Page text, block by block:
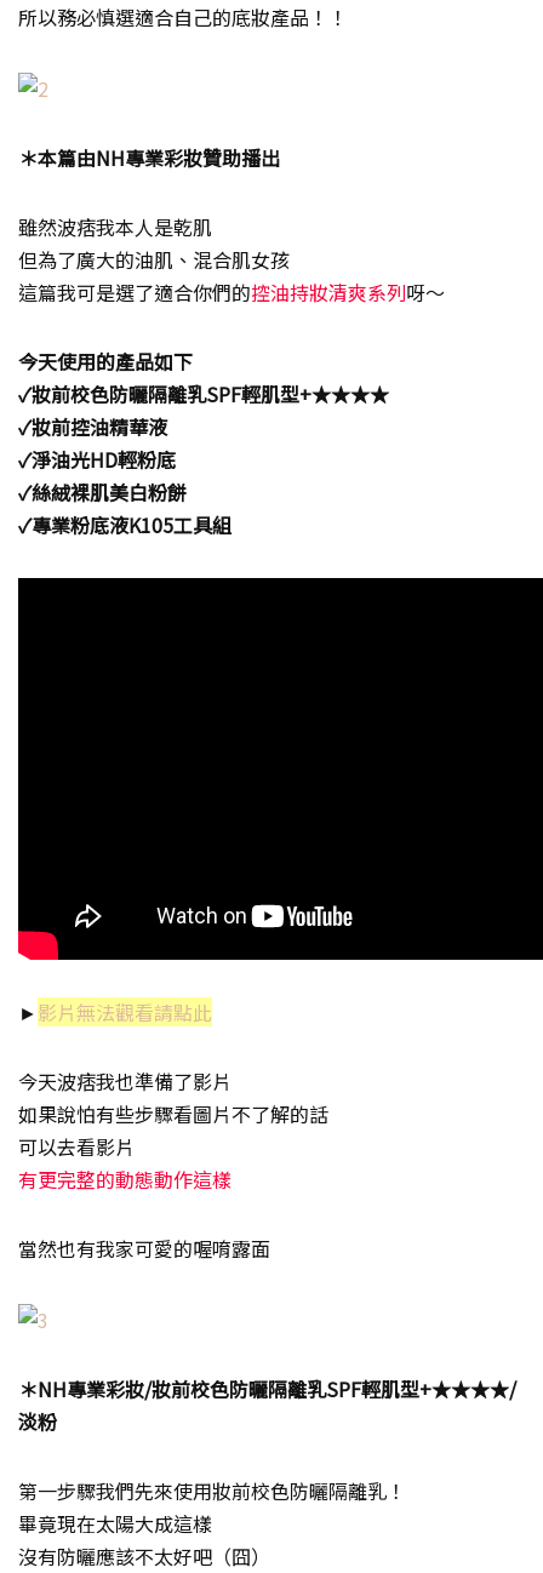
所以務必慎選適合自己的底妝產品！！
＊本篇由NH專業彩妝贊助播出
雖然波痞我本人是乾肌
但為了廣大的油肌、混合肌女孩
這篇我可是選了適合你們的控油持妝清爽系列呀～
今天使用的產品如下
✓妝前校色防曬隔離乳SPF輕肌型+★★★★
✓妝前控油精華液
✓淨油光HD輕粉底
✓絲絨裸肌美白粉餅
✓專業粉底液K105工具組
►影片無法觀看請點此
今天波痞我也準備了影片
如果說怕有些步驟看圖片不了解的話
可以去看影片
有更完整的動態動作這樣
當然也有我家可愛的喔唷露面
＊NH專業彩妝/妝前校色防曬隔離乳SPF輕肌型+★★★★/
淡粉
第一步驟我們先來使用妝前校色防曬隔離乳！
畢竟現在太陽大成這樣
沒有防曬應該不太好吧（囧）